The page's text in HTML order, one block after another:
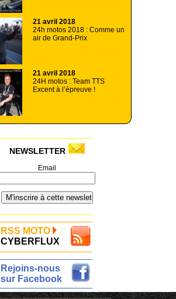
21 avril 2018
24h motos 2018 : Comme un
air de Grand-Prix
21 avril 2018
24H motos : Team TTS
Excent à l’épreuve !
NEWSLETTER
Email
RSS MOTO
CYBERFLUX
Rejoins-nous
sur Facebook